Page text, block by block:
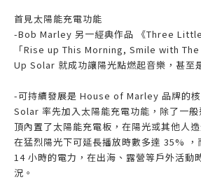
首見太陽能充電功能
-Bob Marley 另一經典作品 《Three
「Rise up This Morning, Smile with
Up Solar 就成功讓陽光點燃起音樂，甚至
-可持續發展是 House of Marley 品牌的
Solar 率先加入太陽能充電功能，除了一
頂內置了太陽能充電板，在陽光或其他人
在猛烈陽光下可延長播放時數多達 35% ，
14 小時的電力，在出海、露營等戶外活動
況。